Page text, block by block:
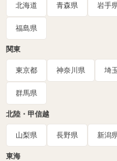
北海道 青森県 岩手
福島県
関東
東京都 神奈川県 埼
群馬県
北陸・甲信越
山梨県 長野県 新潟
東海